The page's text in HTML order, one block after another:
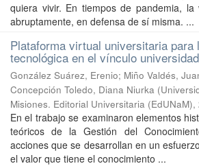
quiera vivir. En tiempos de pandemia,
abruptamente, en defensa de sí misma. ...
Plataforma virtual universitaria para
tecnológica en el vínculo
González Suárez, Erenio; Miño Valdés,
Concepción Toledo, Diana Niurka (
Misiones. Editorial Universitaria (EdUNaM),
En el trabajo se examinaron elementos
teóricos de la Gestión del
acciones que se desarrollan en un
el valor que tiene el conocimiento ...